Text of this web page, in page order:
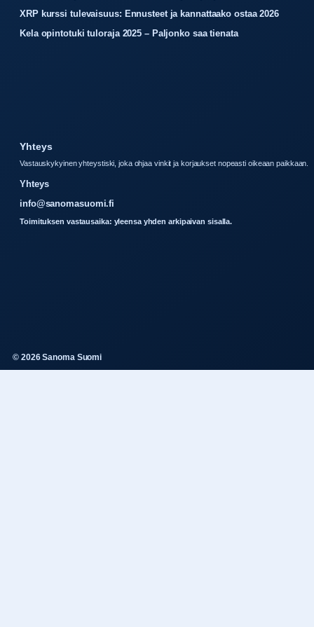
XRP kurssi tulevaisuus: Ennusteet ja kannattaako ostaa 2026
Kela opintotuki tuloraja 2025 – Paljonko saa tienata
Yhteys
Vastauskykyinen yhteystiski, joka ohjaa vinkit ja korjaukset nopeasti oikeaan paikkaan.
Yhteys
info@sanomasuomi.fi
Toimituksen vastausaika: yleensa yhden arkipaivan sisalla.
© 2026 Sanoma Suomi